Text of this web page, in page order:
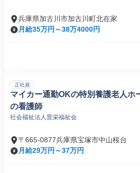
兵庫県加古川市加古川町北在家
月給35万円～38万4000円
正社員
マイカー通勤OKの特別養護老人ホ
の看護師
社会福祉法人晋栄福祉会
〒665-0877兵庫県宝塚市中山桜台
月給29万円～37万円